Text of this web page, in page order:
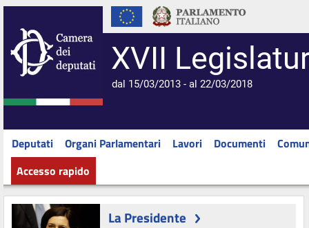
XVII
dal 15/03/2013 - al 22/03/2018
Deputati Organi Parlamentari Lavori Documenti
Accesso rapido
La Presidente